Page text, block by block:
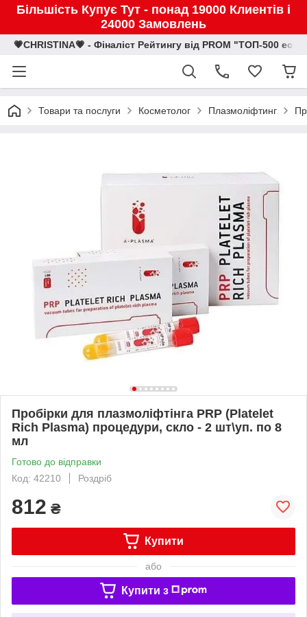
Більшість Купує Тут - понад 19000 Клиентів і
24000 Замовлень
💗CHRISTINA💗 - Фіналіст Рейтингу від PROM "ТОП-500
Товари та послуги Косметолог Плазмоліфтинг
Пробірки для плазмоліфтінга PRP (Platelet
Rich Plasma) процедури, скло - 2 шт\уп. по 8
мл
Готово до відправки
Код: 42210
Роздріб
812 ₴
Купити
або
Купити з